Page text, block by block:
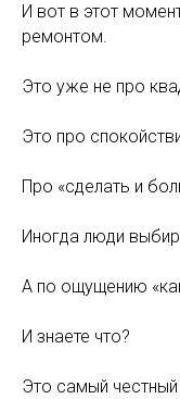
И вот в этот
ремонтом.
Это уже не про
Это про
Про «сделать и
Иногда люди
А по ощущению
И знаете что?
Это самый честный